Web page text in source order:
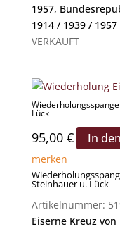
1957,
1914 / 1939 /
VERKAUFT
Lück
95,00 € In
merken
Steinhauer u. Lück
Artikelnummer:
Eiserne Kreuz von